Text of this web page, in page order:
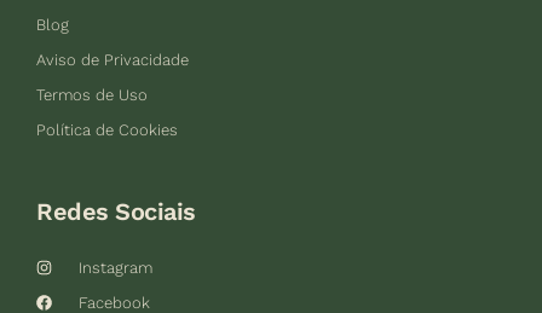
Blog
Aviso de Privacidade
Termos de Uso
Política de Cookies
Redes Sociais
Instagram
Facebook